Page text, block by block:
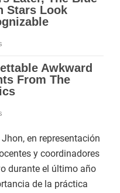
en representación
y coordinadores
durante el último año
de la práctica